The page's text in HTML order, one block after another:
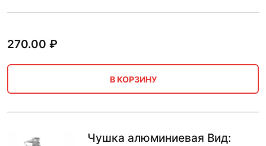
270.00 ₽
В КОРЗИНУ
Чушка алюминиевая Вид: